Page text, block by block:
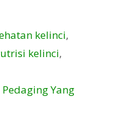
kelinci,
kelinci,
Yang